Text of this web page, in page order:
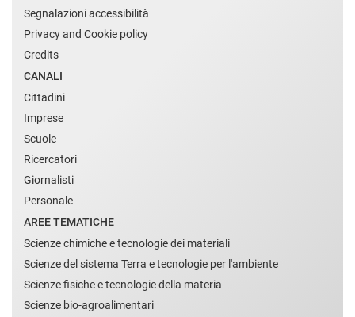
Segnalazioni accessibilità
Privacy and Cookie policy
Credits
CANALI
Cittadini
Imprese
Scuole
Ricercatori
Giornalisti
Personale
AREE TEMATICHE
Scienze chimiche e tecnologie dei materiali
Scienze del sistema Terra e tecnologie per l'ambiente
Scienze fisiche e tecnologie della materia
Scienze bio-agroalimentari